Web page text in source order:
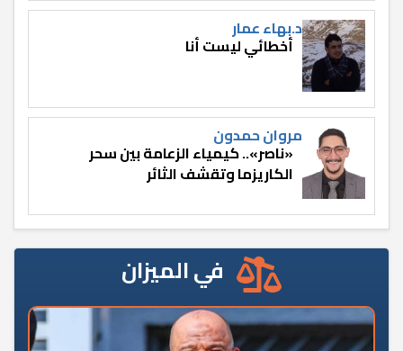
د.بهاء عمار
أخطائي ليست أنا
مروان حمدون
«ناصر».. كيمياء الزعامة بين سحر
الكاريزما وتقشف الثائر
في الميزان